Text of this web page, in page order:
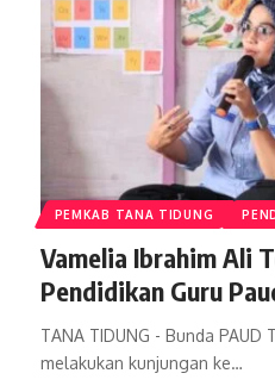
PEMKAB TANA TIDUNG
Vamelia Ibrahim Ali
Pendidikan Guru
TANA TIDUNG - Bunda
melakukan kunjungan ke…